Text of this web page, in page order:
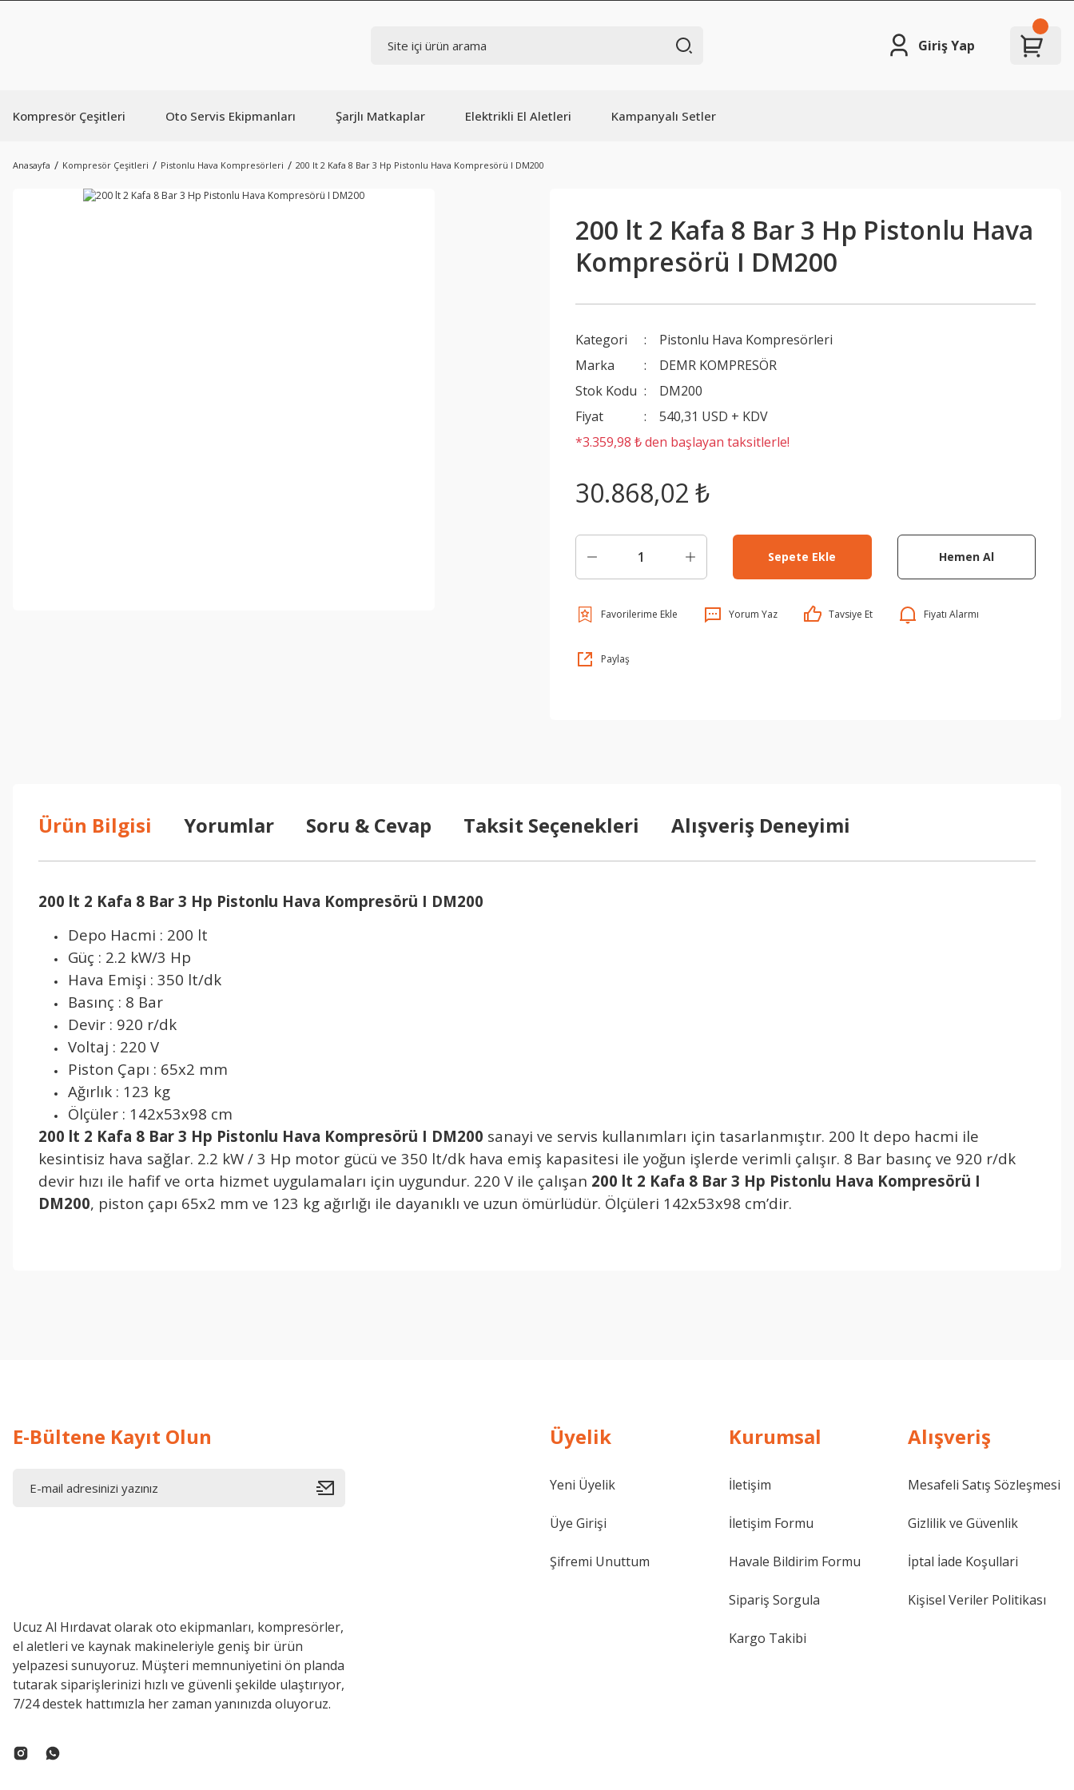
Giriş Yap
Kompresör Çeşitleri Oto Servis Ekipmanları Şarjlı Matkaplar Elektrikli El Aletleri Kampanyalı Setler
Anasayfa Kompresör Çeşitleri Pistonlu Hava Kompresörleri 200 lt 2 Kafa 8 Bar 3 Hp Pistonlu Hava Kompresörü I DM200
200 lt 2 Kafa 8 Bar 3 Hp Pistonlu Hava
Kompresörü I DM200
Kategori
Pistonlu Hava Kompresörleri
Marka
DEMR KOMPRESÖR
Stok Kodu
DM200
Fiyat
540,31 USD + KDV
*3.359,98 ₺ den başlayan taksitlerle!
30.868,02 ₺
Sepete Ekle Hemen Al
Yorum Yaz Tavsiye Et Fiyatı Alarmı
Paylaş
Ürün Bilgisi Yorumlar Soru & Cevap Taksit Seçenekleri Alışveriş Deneyimi
200 lt 2 Kafa 8 Bar 3 Hp Pistonlu Hava Kompresörü I DM200
Depo Hacmi : 200 lt
Güç : 2.2 kW/3 Hp
Hava Emişi : 350 lt/dk
Basınç : 8 Bar
Devir : 920 r/dk
Voltaj : 220 V
Piston Çapı : 65x2 mm
Ağırlık : 123 kg
Ölçüler : 142x53x98 cm
200 lt 2 Kafa 8 Bar 3 Hp Pistonlu Hava Kompresörü I DM200 sanayi ve servis kullanımları için tasarlanmıştır. 200 lt depo hacmi ile
kesintisiz hava sağlar. 2.2 kW / 3 Hp motor gücü ve 350 lt/dk hava emiş kapasitesi ile yoğun işlerde verimli çalışır. 8 Bar basınç ve 920 r/dk
devir hızı ile hafif ve orta hizmet uygulamaları için uygundur. 220 V ile çalışan 200 lt 2 Kafa 8 Bar 3 Hp Pistonlu Hava Kompresörü I
DM200, piston çapı 65x2 mm ve 123 kg ağırlığı ile dayanıklı ve uzun ömürlüdür. Ölçüleri 142x53x98 cm’dir.
E-Bültene Kayıt Olun
Ucuz Al Hırdavat olarak oto ekipmanları, kompresörler,
el aletleri ve kaynak makineleriyle geniş bir ürün
yelpazesi sunuyoruz. Müşteri memnuniyetini ön planda
tutarak siparişlerinizi hızlı ve güvenli şekilde ulaştırıyor,
7/24 destek hattımızla her zaman yanınızda oluyoruz.
Üyelik
Yeni Üyelik
Üye Girişi
Şifremi Unuttum
Kurumsal
İletişim
İletişim Formu
Havale Bildirim Formu
Sipariş Sorgula
Kargo Takibi
Alışveriş
Mesafeli Satış Sözleşmesi
Gizlilik ve Güvenlik
İptal İade Koşullari
Kişisel Veriler Politikası